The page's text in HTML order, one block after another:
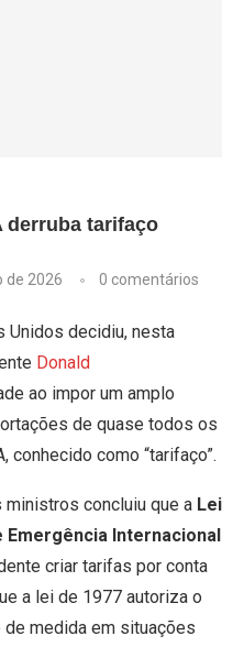
derruba tarifaço
de 2026 0 comentários
Unidos decidiu, nesta
Donald
ao impor um amplo
de quase todos os
conhecido como “tarifaço”.
ministros concluiu que a Lei
Internacional
criar tarifas por conta
a lei de 1977 autoriza o
medida em situações